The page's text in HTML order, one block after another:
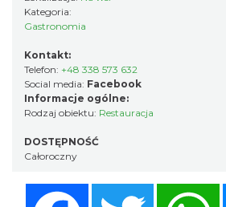
Kategoria:
Gastronomia
Kontakt:
Telefon: +48 338 573 632
Social media: Facebook
Informacje ogólne:
Rodzaj obiektu: Restauracja
DOSTĘPNOŚĆ
Całoroczny
Twitter